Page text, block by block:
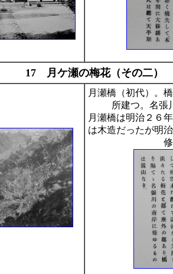
17 月ケ瀬の梅花（その二）
月瀬橋（初代）。
所建つ。名張
月瀬橋は明治２６
は木造だったが明